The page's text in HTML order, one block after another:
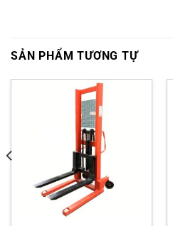
SẢN PHẨM TƯƠNG TỰ